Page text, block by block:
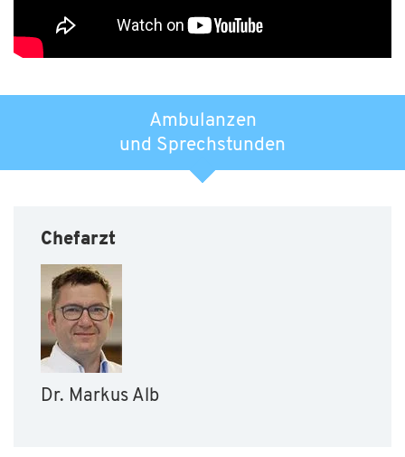
Ambulanzen
und Sprechstunden
Chefarzt
Dr. Markus Alb